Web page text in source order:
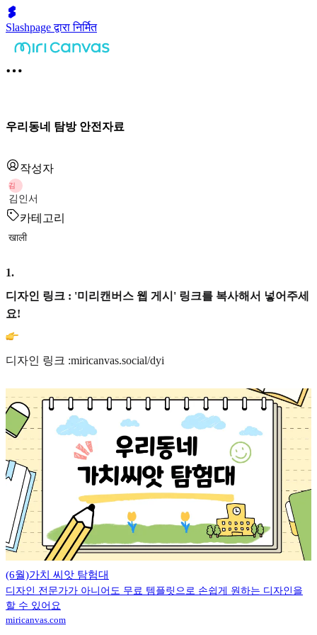
Slashpage द्वारा निर्मित
우리동네 탐방 안전자료
작성자
김
김인서
카테고리
खाली
1.
디자인 링크 : '미리캔버스 웹 게시' 링크를 복사해서 넣어주세
요!
디자인 링크 :miricanvas.social/dyi
(6월)가치 씨앗 탐험대
디자인 전문가가 아니어도 무료 템플릿으로 손쉽게 원하는 디자인을
할 수 있어요
miricanvas.com